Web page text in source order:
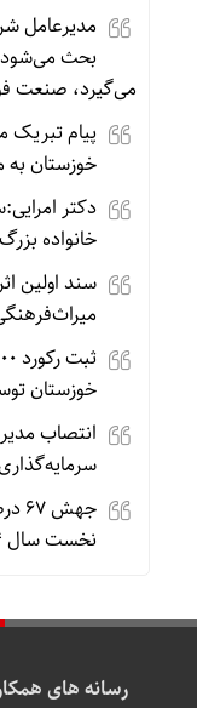
مدیرعامل
بحث
می‌گیرد، صنعت
پیام
خوزستان به
دکتر
خانواده
سند اولین
خوزستان
انتصاب
نخست سال ۱۴۰۴
رسانه های